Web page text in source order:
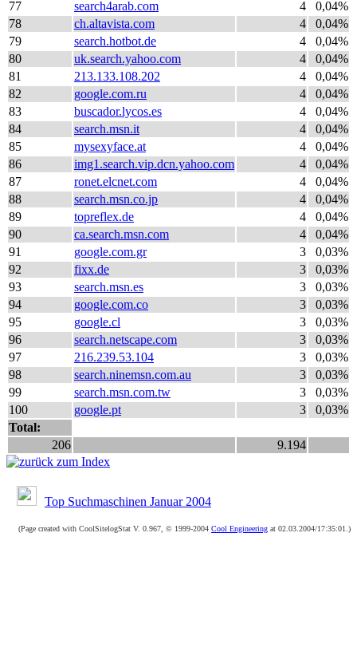
77 search4arab.com 4
0,04%
78
ch.altavista.com 4
0,04%
79
search.hotbot.de 4
0,04%
80
uk.search.yahoo.com 4
0,04%
81
213.133.108.202 4
0,04%
82
google.com.ru 4
0,04%
83
buscador.lycos.es 4
0,04%
84
search.msn.it 4
0,04%
85
mysexyface.at 4
0,04%
86
img1.search.vip.dcn.yahoo.com 4
0,04%
87
ronet.elcnet.com 4
0,04%
88
search.msn.co.jp 4
0,04%
89
topreflex.de 4
0,04%
90
ca.search.msn.com 4
0,04%
91
google.com.gr 3
0,03%
92
fixx.de 3
0,03%
93
search.msn.es 3
0,03%
94
google.com.co 3
0,03%
95
google.cl 3
0,03%
96
search.netscape.com 3
0,03%
97
216.239.53.104 3
0,03%
98
search.ninemsn.com.au 3
0,03%
99
search.msn.com.tw 3
0,03%
100
google.pt 3
0,03%
Total:
206
9.194
Top Suchmaschinen Januar 2004
(Page created with CoolSitelogStat V. 0.967, © 1999-2004 Cool Engineering at 02.03.2004/17:35:01.)